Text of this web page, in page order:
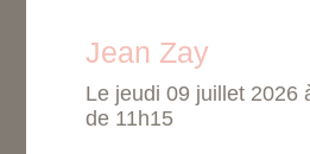
Jean Zay
Le jeudi 09 juillet 2026
de 11h15